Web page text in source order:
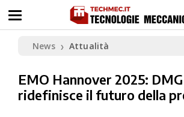
News ❯ Attualità
EMO Hannover 2025:
ridefinisce il futuro della